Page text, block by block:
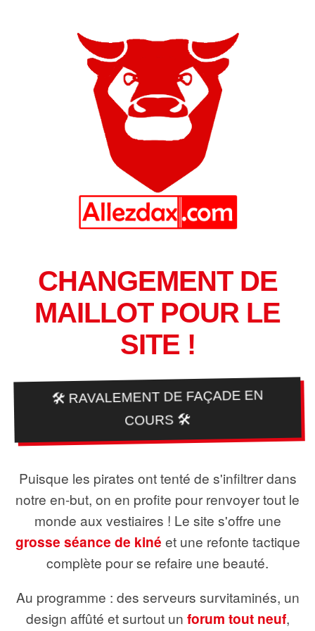
CHANGEMENT DE
MAILLOT POUR LE
SITE !
🛠️ RAVALEMENT DE FAÇADE EN
COURS 🛠️
Puisque les pirates ont tenté de s'infiltrer dans
notre en-but, on en profite pour renvoyer tout le
monde aux vestiaires ! Le site s'offre une
grosse séance de kiné et une refonte tactique
complète pour se refaire une beauté.
Au programme : des serveurs survitaminés, un
design affûté et surtout un forum tout neuf,